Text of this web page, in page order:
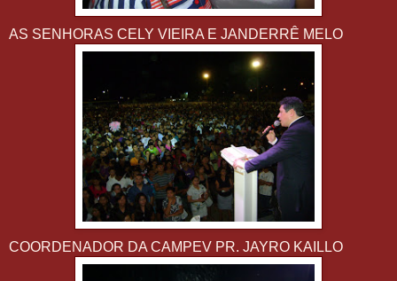
AS SENHORAS CELY VIEIRA E JANDERRÊ MELO
COORDENADOR DA CAMPEV PR. JAYRO KAILLO